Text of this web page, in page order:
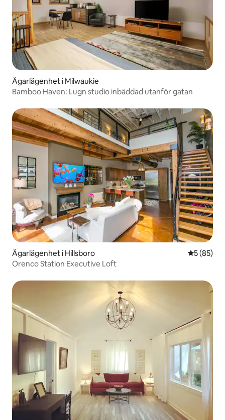
Ägarlägenhet i Milwaukie
Bamboo Haven: Lugn studio inbäddad utanför gatan
Ägarlägenhet i Hillsboro 5 av 5 i
5 (85)
Orenco Station Executive Loft